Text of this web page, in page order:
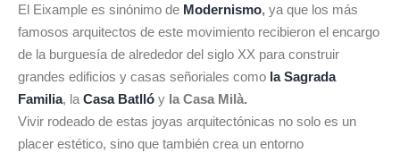
El Eixample es sinónimo de Modernismo, ya que los más
famosos arquitectos de este movimiento recibieron el encargo
de la burguesía de alrededor del siglo XX para construir
grandes edificios y casas señoriales como la Sagrada
Familia, la Casa Batlló y la Casa Milà.
Vivir rodeado de estas joyas arquitectónicas no solo es un
placer estético, sino que también crea un entorno